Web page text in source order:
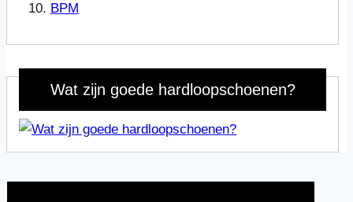
BPM
Wat zijn goede hardloopschoenen?